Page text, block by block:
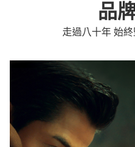
品
走過八十年 始